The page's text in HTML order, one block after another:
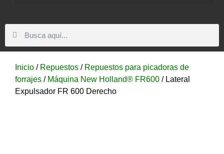
Inicio / Repuestos / Repuestos para picadoras de
forrajes / Máquina New Holland® FR600 / Lateral
Expulsador FR 600 Derecho